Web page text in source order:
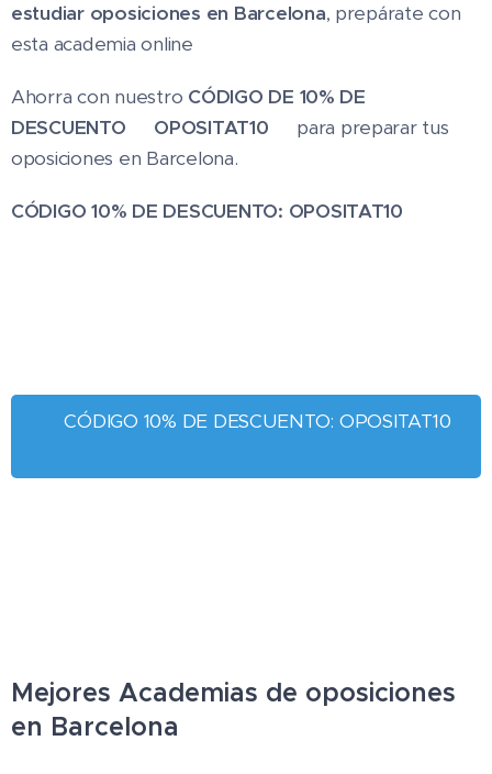
estudiar oposiciones en Barcelona, prepárate con
esta academia online
Ahorra con nuestro CÓDIGO DE 10% DE
DESCUENTO ✨OPOSITAT10✨
para preparar tus
oposiciones en Barcelona.
CÓDIGO 10% DE DESCUENTO: OPOSITAT10
👉CÓDIGO 10% DE DESCUENTO: OPOSITAT10
Mejores Academias de oposiciones
en Barcelona